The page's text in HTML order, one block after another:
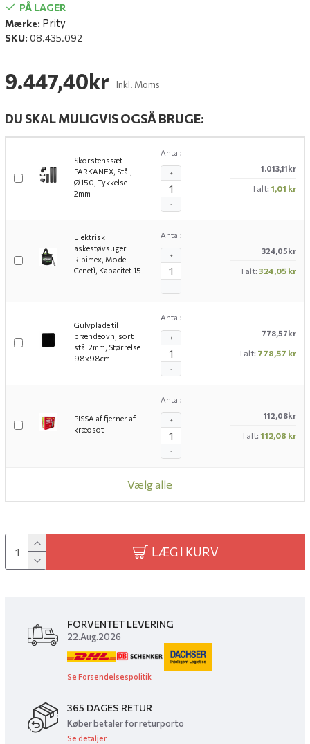
PÅ LAGER
Mærke: Prity
SKU: 08.435.092
9.447,40kr Inkl. Moms
DU SKAL MULIGVIS OGSÅ BRUGE:
Skorstenssæt
PARKANEX, Stål,
Ø150, Tykkelse
2mm
Antal:
-
+ 1.013,11kr
I alt: 1,01 kr
Elektrisk
askestøvsuger
Ribimex, Model
Cenetì, Kapacitet 15
L
Antal:
-
+ 324,05kr
I alt: 324,05 kr
Gulvplade til
brændeovn, sort
stål 2mm, Størrelse
98x98cm
Antal:
-
+ 778,57kr
I alt: 778,57 kr
PISSA af fjerner af
kræosot
Antal:
-
+ 112,08kr
I alt: 112,08 kr
Vælg alle
LÆG I KURV
FORVENTET LEVERING
22.Aug.2026
Se Forsendelsespolitik
365 DAGES RETUR
Køber betaler for returporto
Se detaljer